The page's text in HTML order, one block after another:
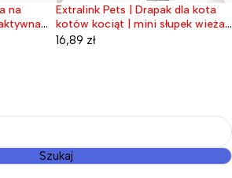
na
pet-
Wyprzedane
Extralink Pets | Drapak dla kota
kotów kociąt | mini słupek wieża
sizalowa piłka zabawka pet-768
16,89 zł
Szukaj